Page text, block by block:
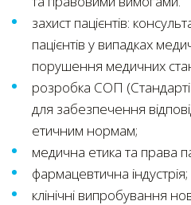
захист пацієнтів:
пацієнтів у випадках
порушення медичних
розробка СОП
для забезпечення
етичним нормам;
медична етика та права
фармацевтична індустрія;
клінічні випробування